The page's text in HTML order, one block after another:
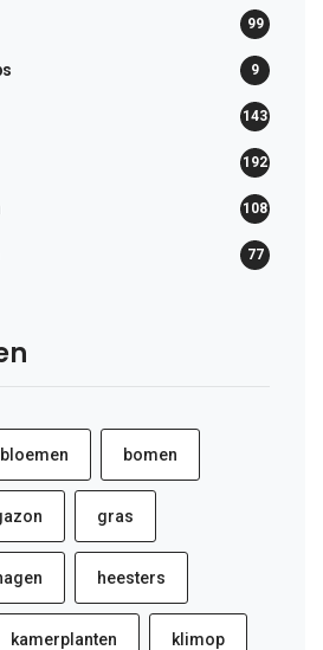
99
9
143
192
108
77
bloemen bomen
gras
heesters
kamerplanten klimop